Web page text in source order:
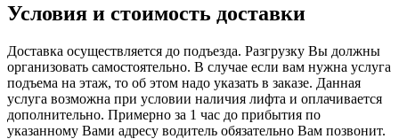
Условия и стоимость доставки
Доставка осуществляется до подъезда. Разгрузку Вы должны
организовать самостоятельно. В случае если вам нужна услуга
подъема на этаж, то об этом надо указать в заказе. Данная
услуга возможна при условии наличия лифта и оплачивается
дополнительно. Примерно за 1 час до прибытия по
указанному Вами адресу водитель обязательно Вам позвонит.